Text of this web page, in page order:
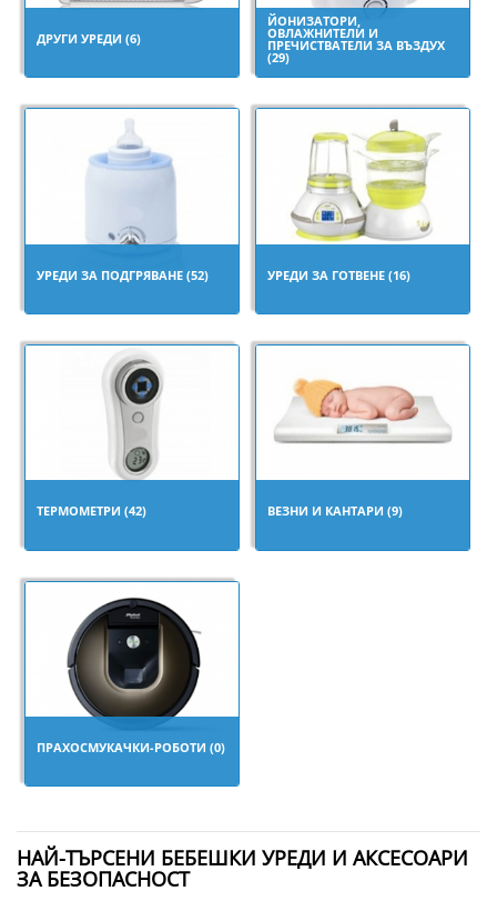
ДРУГИ УРЕДИ (6)
ЙОНИЗАТОРИ,
ОВЛАЖНИТЕЛИ И
ПРЕЧИСТВАТЕЛИ ЗА ВЪЗДУХ
(29)
УРЕДИ ЗА ПОДГРЯВАНЕ (52) УРЕДИ ЗА ГОТВЕНЕ (16)
ТЕРМОМЕТРИ (42) ВЕЗНИ И КАНТАРИ (9)
ПРАХОСМУКАЧКИ-РОБОТИ (0)
НАЙ-ТЪРСЕНИ БЕБЕШКИ УРЕДИ И АКСЕСОАРИ
ЗА БЕЗОПАСНОСТ